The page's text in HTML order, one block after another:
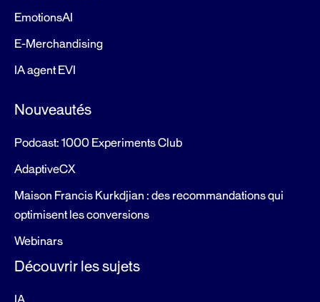
EmotionsAI
E-Merchandising
IA agent EVI
Nouveautés
Podcast: 1000 Experiments Club
AdaptiveCX
Maison Francis Kurkdjian : des recommandations qui
optimisent les conversions
Webinars
Découvrir les sujets